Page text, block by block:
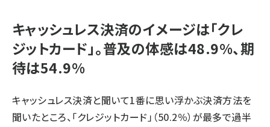
キャッシュレス決済のイメージは「クレ
ジットカード」。普及の体感は48.9%、期
待は54.9%
キャッシュレス決済と聞いて1番に思い浮かぶ決済方法を
聞いたところ、「クレジットカード」（50.2％）が最多で過半